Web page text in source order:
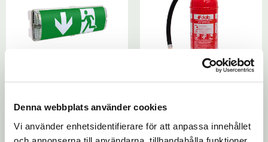
Denna webbplats använder cookies
Vi använder enhetsidentifierare för att anpassa innehållet
Hänvisningsarmatur
läsavst.
BRANDSLÄCKARE
Pulversläckare 2kg, med